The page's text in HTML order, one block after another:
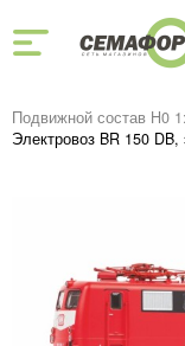
Подвижной состав H0
Электровоз BR 150 DB,